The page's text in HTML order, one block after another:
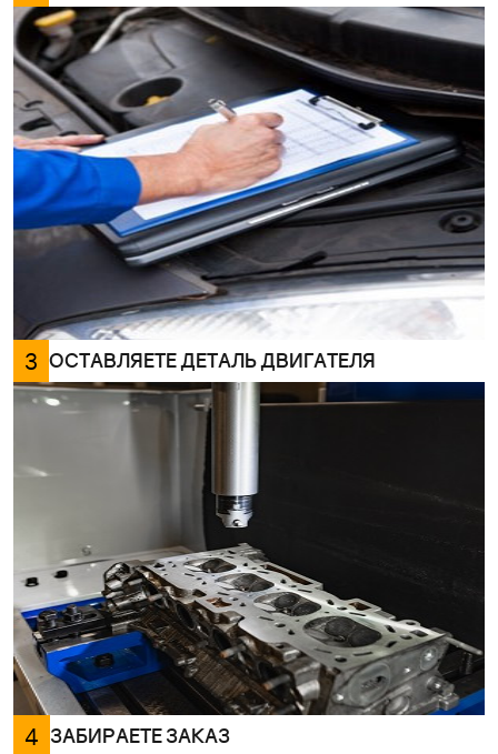
3 ОСТАВЛЯЕТЕ ДЕТАЛЬ ДВИГАТЕЛЯ
4 ЗАБИРАЕТЕ ЗАКАЗ